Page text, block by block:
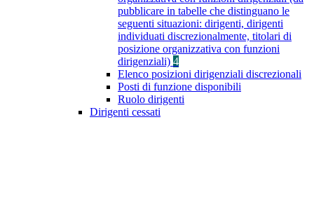
pubblicare in tabelle che distinguano le
seguenti situazioni: dirigenti, dirigenti
individuati discrezionalmente, titolari di
posizione organizzativa con funzioni
dirigenziali) 4
Elenco posizioni dirigenziali discrezionali
Posti di funzione disponibili
Ruolo dirigenti
Dirigenti cessati